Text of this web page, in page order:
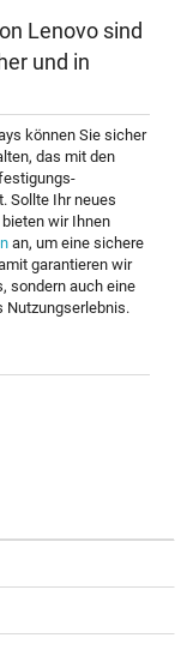
Lenovo sind
und in
können Sie sicher
das mit den
Sollte Ihr neues
wir Ihnen
an, um eine sichere
garantieren wir
sondern auch eine
Nutzungserlebnis.